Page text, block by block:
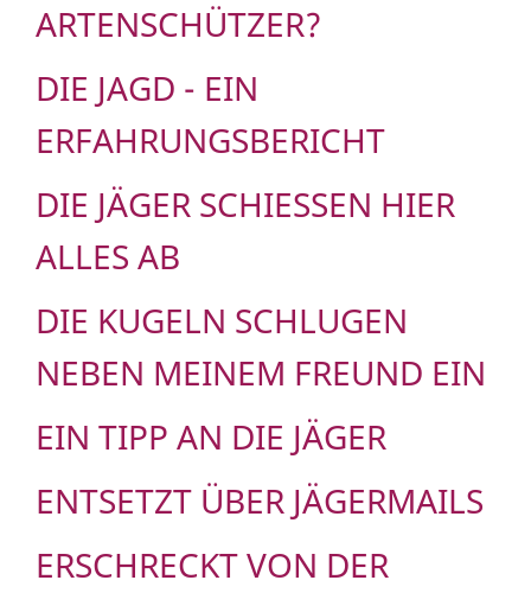
ARTENSCHÜTZER?
DIE JAGD - EIN
ERFAHRUNGSBERICHT
DIE JÄGER SCHIESSEN HIER A
LLES AB
DIE KUGELN SCHLUGEN
NEBEN MEINEM FREUND EIN
EIN TIPP AN DIE JÄGER
ENTSETZT ÜBER JÄGERMAILS
ERSCHRECKT VON DER